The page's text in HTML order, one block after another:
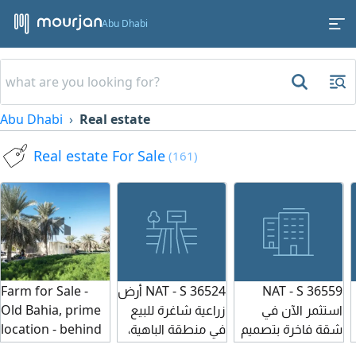
Abu Dhabi
Abu Dhabi Real estate
Real estate For Sale (161)
Farm for Sale -
Old Bahia, prime
location - behind
Al-Sha'biya. Farm
NAT - S 36524 أرض
زراعية شاغرة للبيع
في منطقة الباهية،
أبوظبي فرصة
NAT - S 36559
استثمر الآن في
شقة فاخرة بتصميم
عصري في موقع